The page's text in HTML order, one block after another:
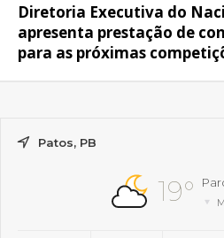
Diretoria Executiva do
apresenta prestação de
para as próximas
Patos, PB
19°